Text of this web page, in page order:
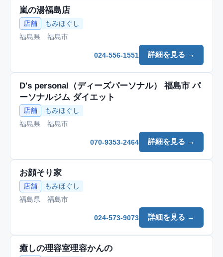
嵐の湯福島店
店舗
もみほぐし
福島県 福島市
詳細を見る →
024-556-1551
D's personal（ディーズパーソナル） 福島市 パ
ーソナルジム ダイエット
店舗
もみほぐし
福島県 福島市
詳細を見る →
070-9353-2464
お顔そり家
店舗
もみほぐし
福島県 福島市
詳細を見る →
024-573-9073
癒しの理容室理容かんの